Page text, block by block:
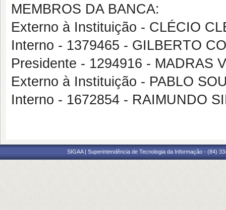
MEMBROS DA BANCA:
Externo à Instituição - CLÉCIO
Interno - 1379465 - GILBERTO
Presidente - 1294916 - MADRAS
Externo à Instituição - PABLO
Interno - 1672854 - RAIMUNDO
SIGAA | Superintendência de Tecnologia da Informação - (84)